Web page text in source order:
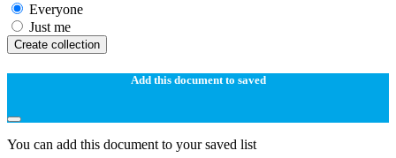
Everyone
Just me
Create collection
Add this document to saved
You can add this document to your saved list